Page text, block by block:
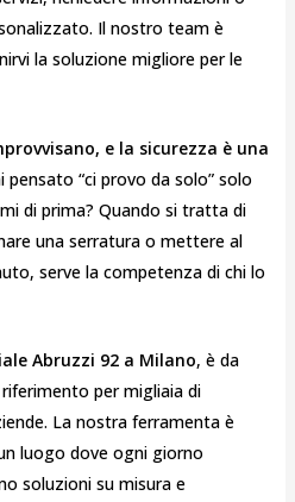
Il nostro team è
la soluzione migliore per le
e la sicurezza è una
“ci provo da solo” solo
di prima? Quando si tratta di
una serratura o mettere al
serve la competenza di chi lo
Abruzzi 92 a Milano, è da
per migliaia di
La nostra ferramenta è
luogo dove ogni giorno
soluzioni su misura e